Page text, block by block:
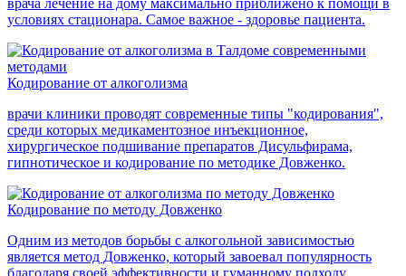
врача лечение на дому максимально приближено к помощи в
условиях стационара. Самое важное - здоровье пациента.
Кодирование от алкоголизма
врачи клиники проводят современные типы "кодирования",
среди которых медикаментозное инъекционное,
хирургическое подшивание препаратов Дисульфирама,
гипнотическое и кодирование по методике Довженко.
Кодирование по методу Довженко
Одним из методов борьбы с алкогольной зависимостью
является метод Довженко, который завоевал популярность